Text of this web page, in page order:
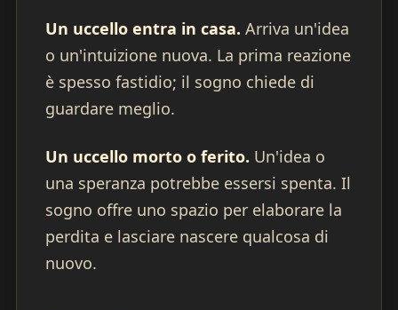
Un uccello entra in casa. Arriva un'idea
o un'intuizione nuova. La prima reazione
è spesso fastidio; il sogno chiede di
guardare meglio.
Un uccello morto o ferito. Un'idea o
una speranza potrebbe essersi spenta. Il
sogno offre uno spazio per elaborare la
perdita e lasciare nascere qualcosa di
nuovo.